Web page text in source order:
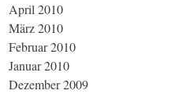
April 2010
März 2010
Februar 2010
Januar 2010
Dezember 2009